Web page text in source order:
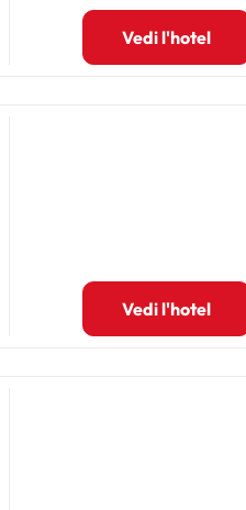
Vedi l'hotel
Vedi l'hotel